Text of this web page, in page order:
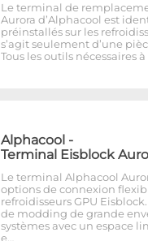
Le terminal de
Aurora d’Alphacool est
préinstallés sur les
s’agit seulement d’une
Tous les outils nécessaires
Alphacool -
Terminal Eisblock
Le terminal Alphacool
options de connexion
refroidisseurs GPU
de modding de grande
systèmes avec un espace
e…